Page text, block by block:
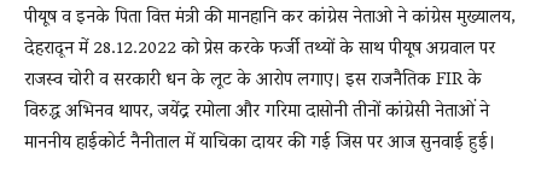
पीयूष व इनके पिता वित्त मंत्री की मानहानि कर कांग्रेस नेताओ ने कांग्रेस मुख्यालय,
देहरादून में 28.12.2022 को प्रेस करके फर्जी तथ्यों के साथ पीयूष अग्रवाल पर
राजस्व चोरी व सरकारी धन के लूट के आरोप लगाए। इस राजनैतिक FIR के
विरुद्ध अभिनव थापर, जयेंद्र रमोला और गरिमा दासोनी तीनों कांग्रेसी नेताओं ने
माननीय हाईकोर्ट नैनीताल में याचिका दायर की गई जिस पर आज सुनवाई हुई।